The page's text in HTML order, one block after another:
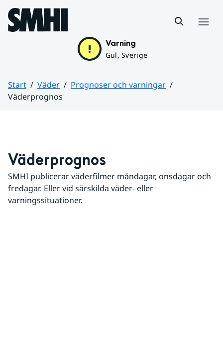
Hoppa till sidans innehåll
Varning
Gul, Sverige
Start Väder
Prognoser och varningar
Väderprognos
Väderprognos
SMHI publicerar väderfilmer måndagar, onsdagar och
fredagar. Eller vid särskilda väder- eller
varningssituationer.